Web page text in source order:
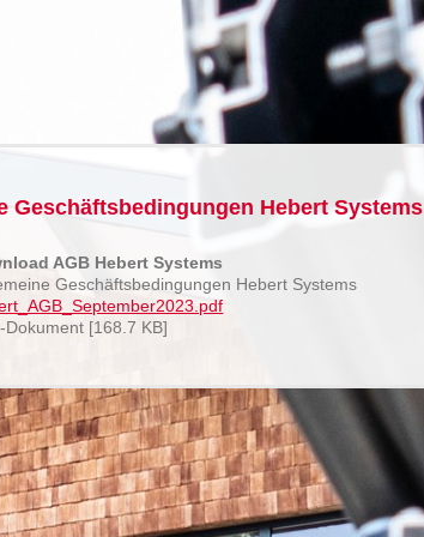
Geschäftsbedingungen Hebert Systems
AGB Hebert Systems
Geschäftsbedingungen Hebert Systems
Dokument [168.7 KB]